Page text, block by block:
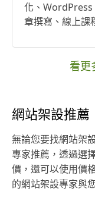
化、WordPress
章撰寫、線上課
看更
網站架設推薦
無論您要找網站架
專家推薦，透過選
價，還可以使用價
的網站架設專家與